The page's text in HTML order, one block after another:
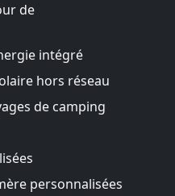
de
intégré
hors réseau
de camping
personnalisées